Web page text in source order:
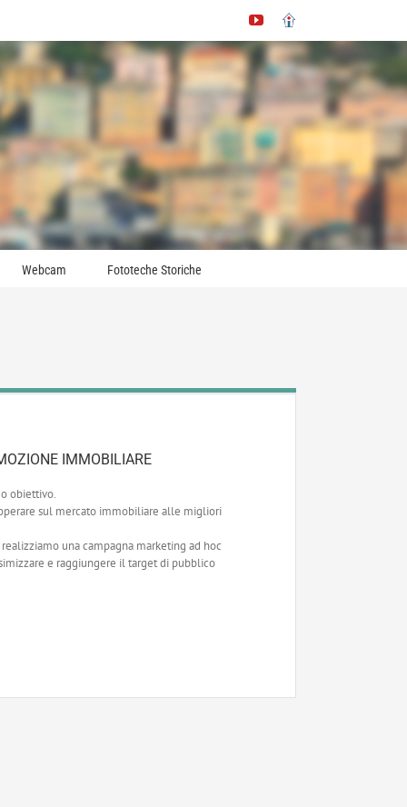
YouTube
Immobiliare.it
Webcam Fototeche Storiche
IMMOBILIARE
obiettivo.
sul mercato immobiliare alle migliori
una campagna marketing ad hoc
e raggiungere il target di pubblico